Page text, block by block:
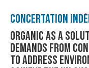
Concertation
Organic as a
demands from
to address